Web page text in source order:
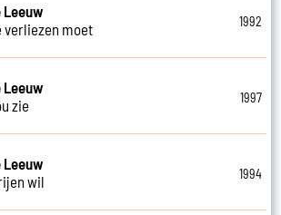
Leeuw
verliezen moet
1992
Leeuw
zie
1997
Leeuw
wil
1994